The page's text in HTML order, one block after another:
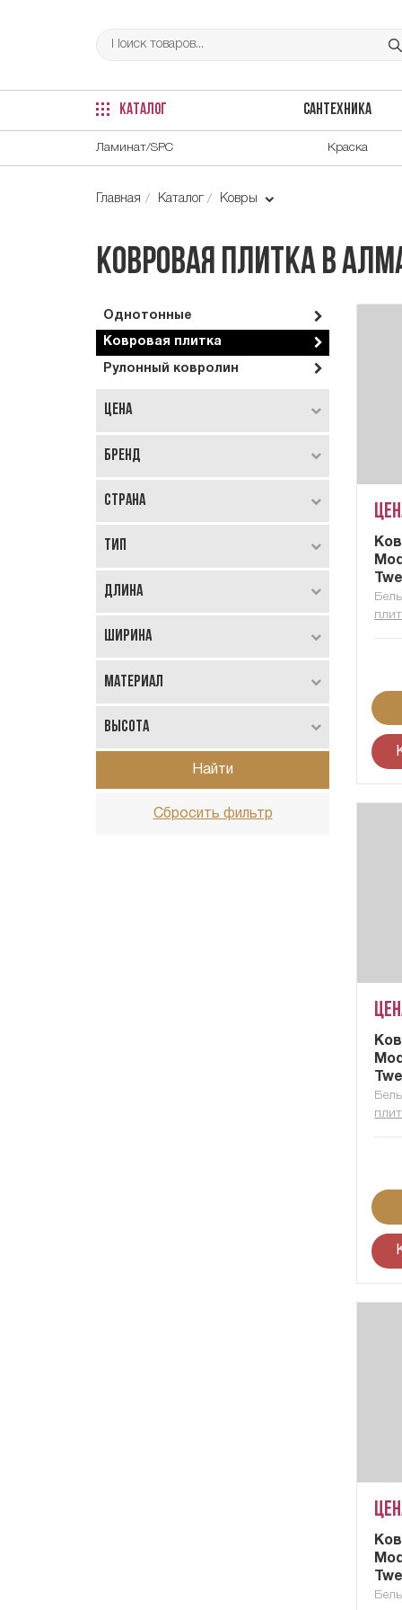
КАТАЛОГ САНТЕХНИКА
Ламинат/SPC Краска
Главная Каталог Ковры
Ковровая плитка в
Однотонные
Ковровая плитка
Рулонный ковролин
Цена
Бренд
Страна
Тип
Длина
Ширина
Материал
Высота
Найти
Сбросить фильтр